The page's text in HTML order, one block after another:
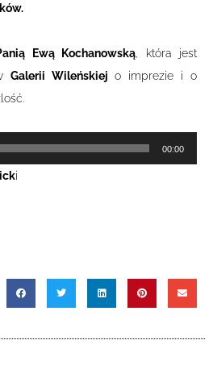
Ewą Kochanowską , która jest
Galerii Wileńskiej o imprezie i o
00:00
i